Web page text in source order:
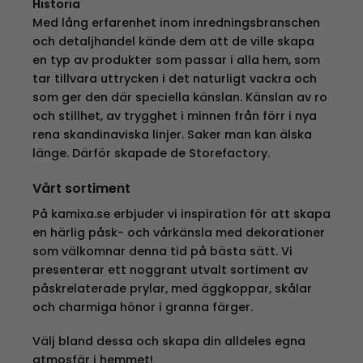
Historia
Med lång erfarenhet inom inredningsbranschen
och detaljhandel kände dem att de ville skapa
en typ av produkter som passar i alla hem, som
tar tillvara uttrycken i det naturligt vackra och
som ger den där speciella känslan. Känslan av ro
och stillhet, av trygghet i minnen från förr i nya
rena skandinaviska linjer. Saker man kan älska
länge. Därför skapade de Storefactory.
Vårt sortiment
På kamixa.se erbjuder vi inspiration för att skapa
en härlig påsk- och vårkänsla med dekorationer
som välkomnar denna tid på bästa sätt. Vi
presenterar ett noggrant utvalt sortiment av
påskrelaterade prylar, med äggkoppar, skålar
och charmiga hönor i granna färger.
Välj bland dessa och skapa din alldeles egna
atmosfär i hemmet!